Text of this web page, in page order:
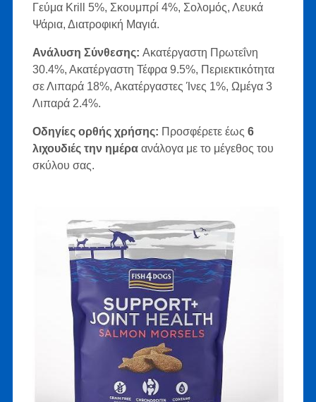
Γεύμα Krill 5%, Σκουμπρί 4%, Σολομός, Λευκά
Ψάρια, Διατροφική Μαγιά.
Ανάλυση Σύνθεσης: Ακατέργαστη Πρωτεΐνη
30.4%, Ακατέργαστη Τέφρα 9.5%, Περιεκτικότητα
σε Λιπαρά 18%, Ακατέργαστες Ίνες 1%, Ωμέγα 3
Λιπαρά 2.4%.
Οδηγίες ορθής χρήσης: Προσφέρετε έως 6
λιχουδιές την ημέραανάλογα με το μέγεθος του
σκύλου σας.